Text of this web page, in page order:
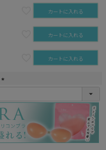
カートに入れる
カートに入れる
カートに入れる
(
須
)